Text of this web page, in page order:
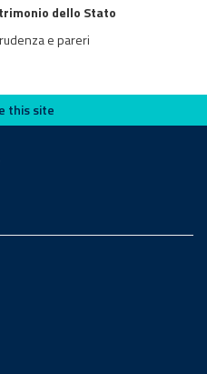
dello Stato
e pareri
this site